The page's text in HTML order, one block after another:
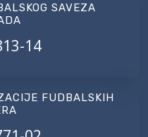
SAVEZA
14
FUDBALSKIH